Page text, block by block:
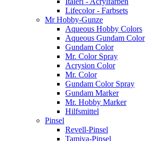
Lifecolor - Farbsets
Mr Hobby-Gunze
Aqueous Hobby Colors
Aqueous Gundam Color
Gundam Color
Mr. Color Spray
Acrysion Color
Mr. Color
Gundam Color Spray
Gundam Marker
Mr. Hobby Marker
Hilfsmittel
Pinsel
Revell-Pinsel
Tamiya-Pinsel